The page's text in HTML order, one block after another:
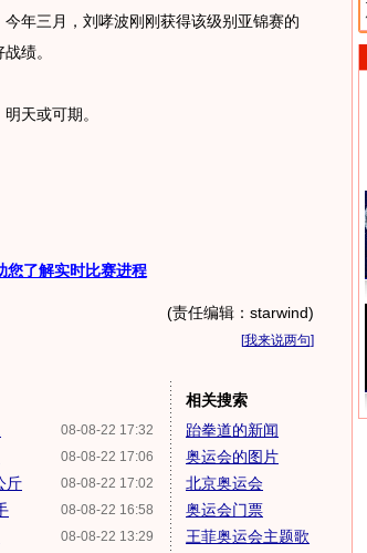
年三月，刘哮波刚刚获得该级别亚锦赛的
绩。
天或可期。
您了解实时比赛进程
(责任编辑：starwind)
[我来说两句]
08-08-22 17:32
08-08-22 17:06
08-08-22 17:02
斤
08-08-22 16:58
08-08-22 13:29
相关搜索
跆拳道的新闻
奥运会的图片
北京奥运会
奥运会门票
王菲奥运会主题歌